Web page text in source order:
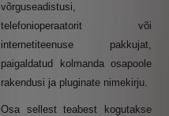
võrguseadistusi,
telefonioperaatorit või
internetiteenuse pakkujat,
paigaldatud kolmanda osapoole
rakendusi ja pluginate nimekirju.
Osa sellest teabest kogutakse